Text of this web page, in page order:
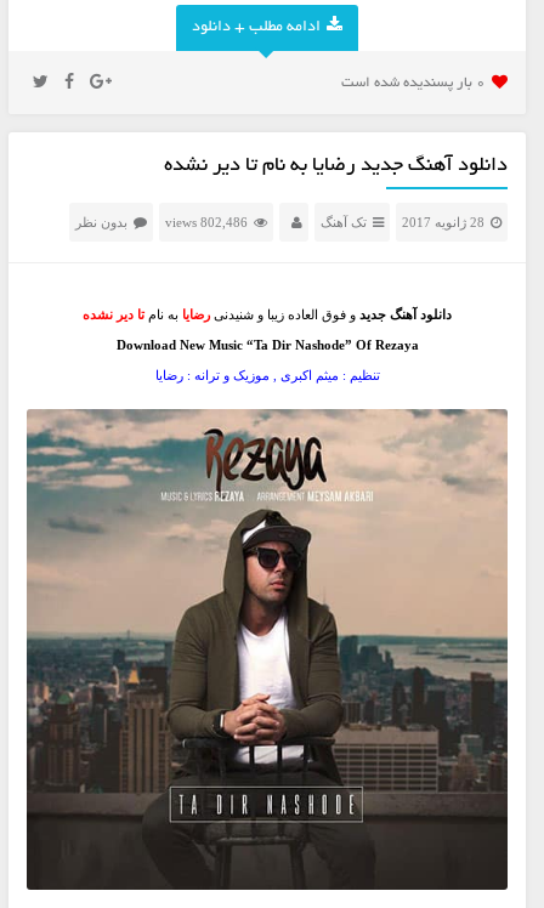
ادامه مطلب + دانلود
0 بار پسنديده شده است
دانلود آهنگ جدید رضایا به نام تا دیر نشده
28 ژانویه 2017 تک آهنگ 802,486 views بدون نظر
دانلود آهنگ جدیدو فوق العاده زیبا و شنیدنی رضایا به نامتا دیر نشده
Download New Music “Ta Dir Nashode” Of Rezaya
تنظیم : میثم اکبری , موزیک و ترانه : رضایا